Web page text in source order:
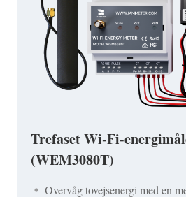
Trefaset Wi-Fi-
(WEM3080T)
Overvåg tovejsenergi med en